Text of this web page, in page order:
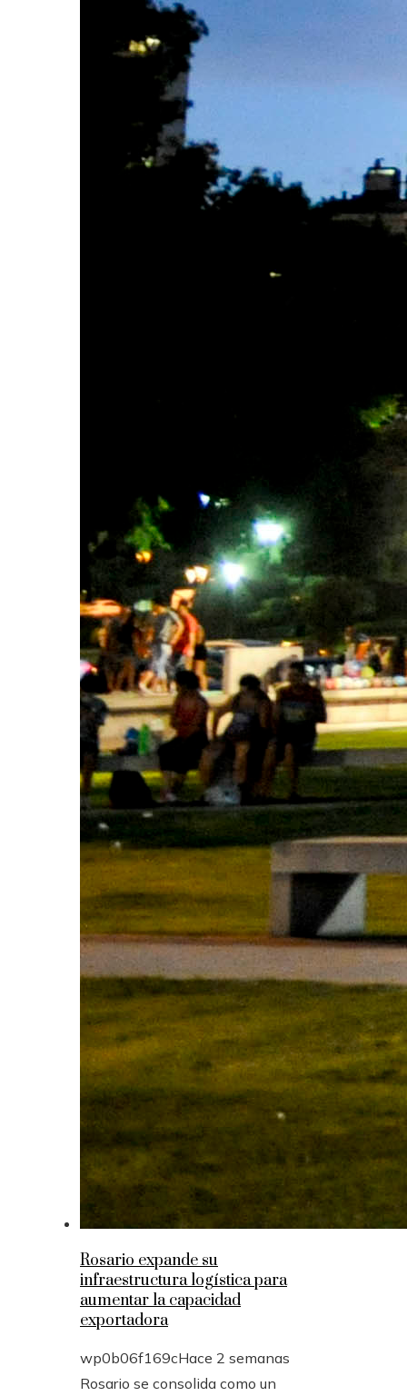
Rosario expande su
infraestructura logística para
aumentar la capacidad
exportadora
wp0b06f169cHace 2 semanas
Rosario se consolida como un